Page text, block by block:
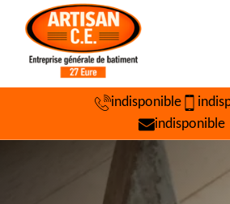
indisponible
indisponible